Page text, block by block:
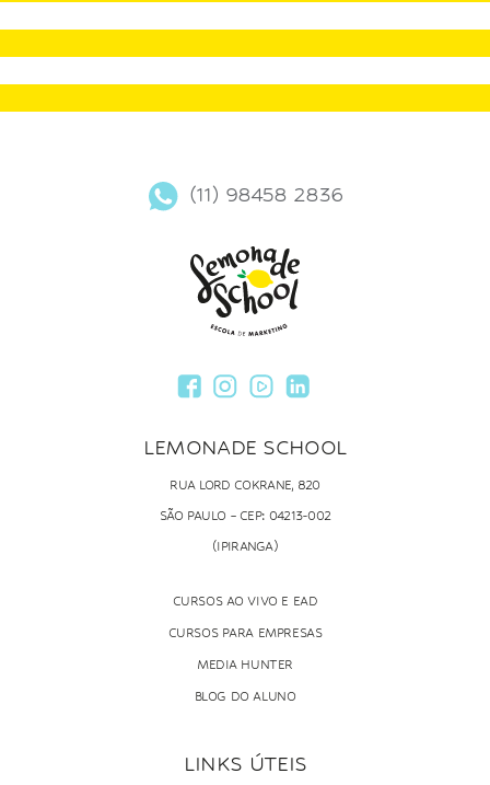
(11) 98458 2836
LEMONADE SCHOOL
RUA LORD COKRANE, 820
SÃO PAULO – CEP: 04213-002
(IPIRANGA)
CURSOS AO VIVO E EAD
CURSOS PARA EMPRESAS
MEDIA HUNTER
BLOG DO ALUNO
LINKS ÚTEIS